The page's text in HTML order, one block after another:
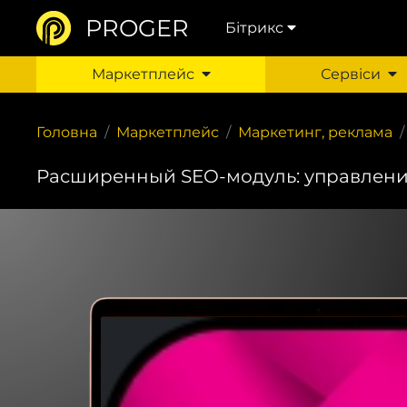
PROGER Бітрикс
Маркетплейс Сервіси
Головна Маркетплейс Маркетинг, реклама
Расширенный SEO-модуль: